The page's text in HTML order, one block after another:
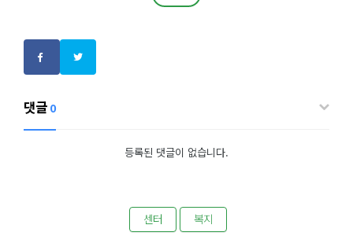
댓글 0
등록된 댓글이 없습니다.
센터 복지